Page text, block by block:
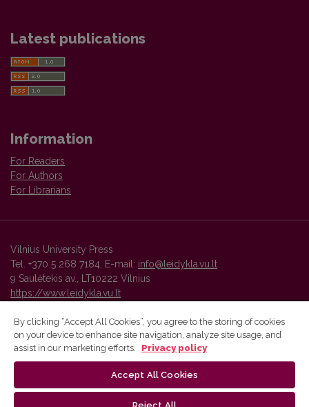
Latest publications
Information
For Readers
For Authors
For Librarians
Vilnius University Press
Tel. +370 5 268 7184, E-mail: info@leidykla.vu.lt
9 Saulėtekis av., LT10222 Vilnius
https://www.leidykla.vu.lt
Vilnius University Press platform and metadata are distributed by
By clicking “Accept All Cookies”, you agree to the storing of cookies
on your device to enhance site navigation, analyze site usage, and
assist in our marketing efforts.
Privacy policy
Accept All Cookies